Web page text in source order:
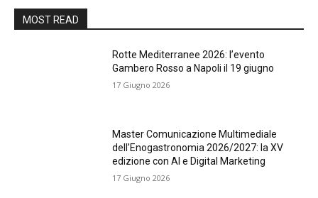
MOST READ
Rotte Mediterranee 2026: l’evento
Gambero Rosso a Napoli il 19 giugno
17 Giugno 2026
Master Comunicazione Multimediale
dell’Enogastronomia 2026/2027: la XV
edizione con AI e Digital Marketing
17 Giugno 2026